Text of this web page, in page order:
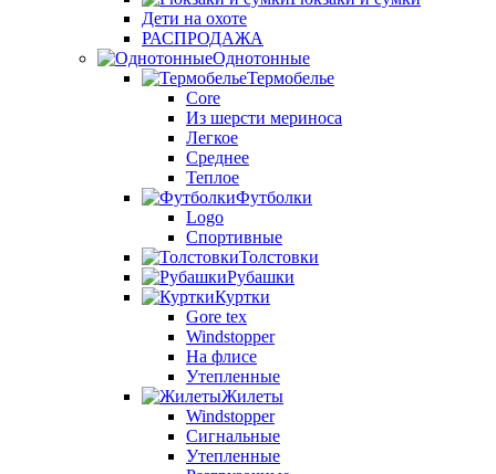
Дети на охоте
РАСПРОДАЖА
Однотонные
Термобелье
Core
Из шерсти мериноса
Легкое
Среднее
Теплое
Футболки
Logo
Спортивные
Толстовки
Рубашки
Куртки
Gore tex
Windstopper
На флисе
Утепленные
Жилеты
Windstopper
Сигнальные
Утепленные